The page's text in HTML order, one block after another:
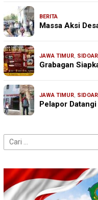
BERITA
Massa Aksi
JAWA TIMUR,
Grabagan
JAWA TIMUR,
Pelapor
Cari
untuk: